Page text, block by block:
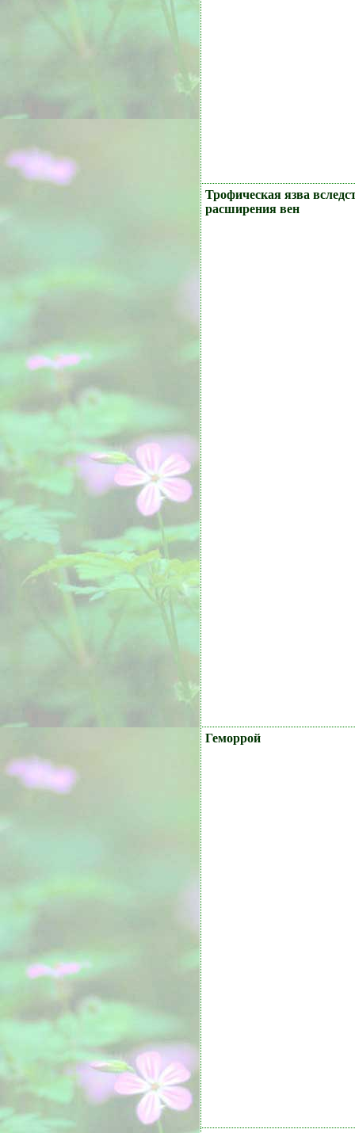
Трофическая язва
расширения вен
Геморрой